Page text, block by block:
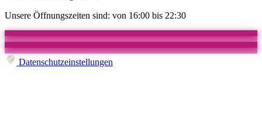
Unsere Öffnungszeiten sind: von 16:00 bis 22:30
Datenschutzeinstellungen